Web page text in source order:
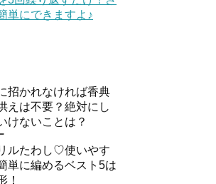
単にできますよ♪
招かれなければ香典
えは不要？絶対にし
けないことは？
ルたわし♡使いやす
単に編めるベスト5は
！